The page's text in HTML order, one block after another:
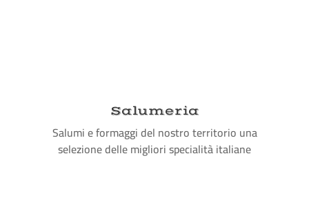
Salumeria
Salumi e formaggi del nostro territorio una
selezione delle migliori specialità italiane